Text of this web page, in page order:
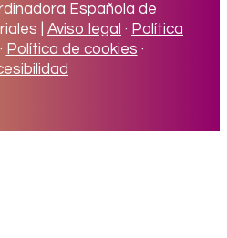
Española de
| Aviso legal · Política
· Política de cookies ·